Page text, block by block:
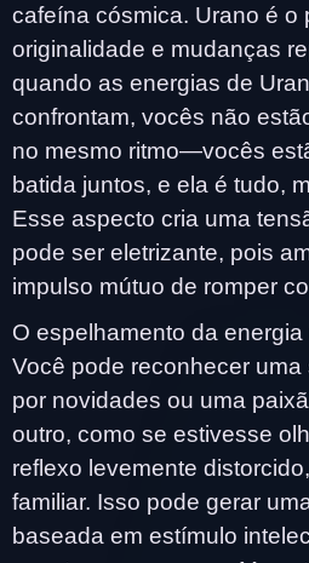
cafeína cósmica. Urano é o
originalidade e mudanças
quando as energias de
confrontam, vocês não
no mesmo ritmo—vocês
batida juntos, e ela é tudo,
Esse aspecto cria uma
pode ser eletrizante, pois
impulso mútuo de romper
O espelhamento da
Você pode reconhecer
por novidades ou uma
outro, como se estivesse
reflexo levemente
familiar. Isso pode gerar
baseada em estímulo